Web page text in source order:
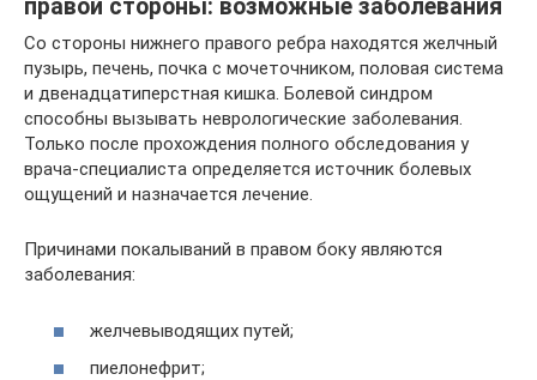
правой стороны: возможные заболевания
Со стороны нижнего правого ребра находятся желчный
пузырь, печень, почка с мочеточником, половая система
и двенадцатиперстная кишка. Болевой синдром
способны вызывать неврологические заболевания.
Только после прохождения полного обследования у
врача-специалиста определяется источник болевых
ощущений и назначается лечение.
Причинами покалываний в правом боку являются
заболевания:
желчевыводящих путей;
пиелонефрит;